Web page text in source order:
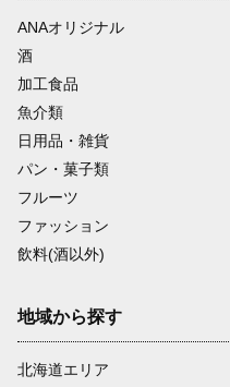
ANAオリジナル
酒
加工食品
魚介類
日用品・雑貨
パン・菓子類
フルーツ
ファッション
飲料(酒以外)
地域から探す
北海道エリア